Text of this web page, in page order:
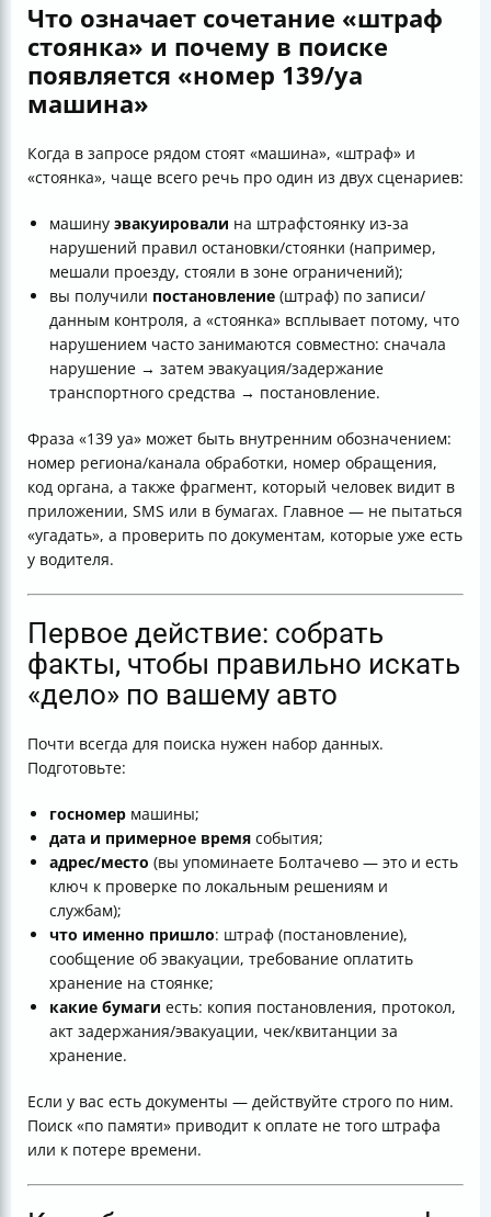
Что означает сочетание «штраф
стоянка» и почему в поиске
появляется «номер 139/уа
машина»
Когда в запросе рядом стоят «машина», «штраф» и
«стоянка», чаще всего речь про один из двух сценариев:
машину эвакуировали на штрафстоянку из‑за
нарушений правил остановки/стоянки (например,
мешали проезду, стояли в зоне ограничений);
вы получили постановление (штраф) по записи/
данным контроля, а «стоянка» всплывает потому, что
нарушением часто занимаются совместно: сначала
нарушение → затем эвакуация/задержание
транспортного средства → постановление.
Фраза «139 уа» может быть внутренним обозначением:
номер региона/канала обработки, номер обращения,
код органа, а также фрагмент, который человек видит в
приложении, SMS или в бумагах. Главное — не пытаться
«угадать», а проверить по документам, которые уже есть
у водителя.
Первое действие: собрать
факты, чтобы правильно искать
«дело» по вашему авто
Почти всегда для поиска нужен набор данных.
Подготовьте:
госномер машины;
дата и примерное время события;
адрес/место (вы упоминаете Болтачево — это и есть
ключ к проверке по локальным решениям и
службам);
что именно пришло: штраф (постановление),
сообщение об эвакуации, требование оплатить
хранение на стоянке;
какие бумаги есть: копия постановления, протокол,
акт задержания/эвакуации, чек/квитанции за
хранение.
Если у вас есть документы — действуйте строго по ним.
Поиск «по памяти» приводит к оплате не того штрафа
или к потере времени.